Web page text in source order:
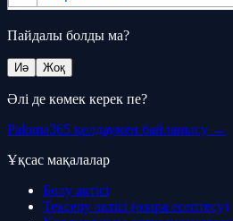
Пайдалы болды ма?
Иә Жоқ
Әлі де көмек керек пе?
Paloma365 қолдаумен байланысу →
Ұқсас мақалалар
Бөлу актісі
Тексеру актісі (өзара есептесу)